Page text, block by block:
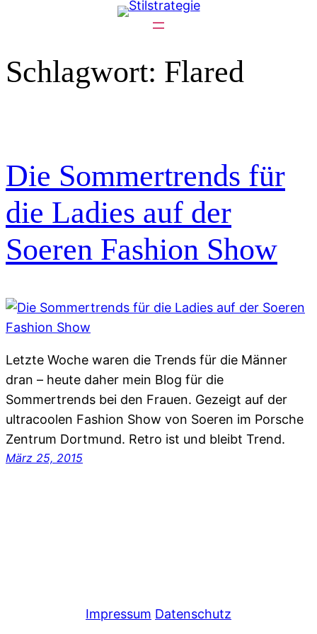
Schlagwort: Flared
Die Sommertrends für
die Ladies auf der
Soeren Fashion Show
Letzte Woche waren die Trends für die Männer
dran – heute daher mein Blog für die
Sommertrends bei den Frauen. Gezeigt auf der
ultracoolen Fashion Show von Soeren im Porsche
Zentrum Dortmund. Retro ist und bleibt Trend.
März 25, 2015
Impressum Datenschutz